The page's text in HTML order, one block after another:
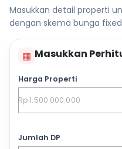
Masukkan detail properti
dengan skema bunga
▦ Masukkan
Harga Properti
Jumlah DP